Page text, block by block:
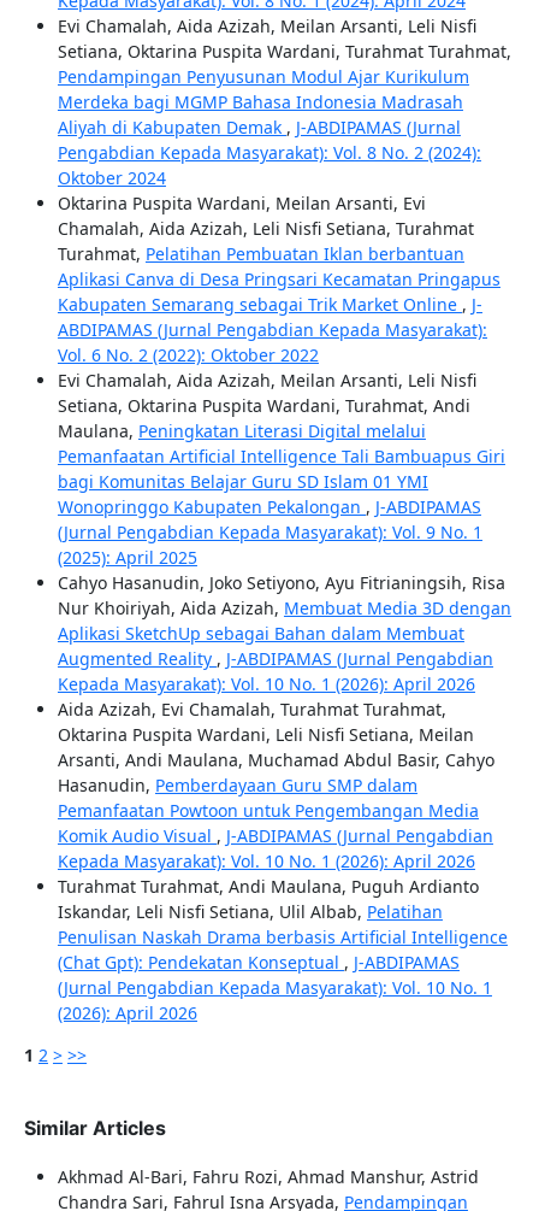
Evi Chamalah, Aida Azizah, Meilan Arsanti, Leli Nisfi
Setiana, Oktarina Puspita Wardani, Turahmat Turahmat,
Pendampingan Penyusunan Modul Ajar Kurikulum
Merdeka bagi MGMP Bahasa Indonesia Madrasah
Aliyah di Kabupaten Demak , J-ABDIPAMAS (Jurnal
Pengabdian Kepada Masyarakat): Vol. 8 No. 2 (2024):
Oktober 2024
Oktarina Puspita Wardani, Meilan Arsanti, Evi
Chamalah, Aida Azizah, Leli Nisfi Setiana, Turahmat
Turahmat, Pelatihan Pembuatan Iklan berbantuan
Aplikasi Canva di Desa Pringsari Kecamatan Pringapus
Kabupaten Semarang sebagai Trik Market Online , J-
ABDIPAMAS (Jurnal Pengabdian Kepada Masyarakat):
Vol. 6 No. 2 (2022): Oktober 2022
Evi Chamalah, Aida Azizah, Meilan Arsanti, Leli Nisfi
Setiana, Oktarina Puspita Wardani, Turahmat, Andi
Maulana, Peningkatan Literasi Digital melalui
Pemanfaatan Artificial Intelligence Tali Bambuapus Giri
bagi Komunitas Belajar Guru SD Islam 01 YMI
Wonopringgo Kabupaten Pekalongan , J-ABDIPAMAS
(Jurnal Pengabdian Kepada Masyarakat): Vol. 9 No. 1
(2025): April 2025
Cahyo Hasanudin, Joko Setiyono, Ayu Fitrianingsih, Risa
Nur Khoiriyah, Aida Azizah, Membuat Media 3D dengan
Aplikasi SketchUp sebagai Bahan dalam Membuat
Augmented Reality , J-ABDIPAMAS (Jurnal Pengabdian
Kepada Masyarakat): Vol. 10 No. 1 (2026): April 2026
Aida Azizah, Evi Chamalah, Turahmat Turahmat,
Oktarina Puspita Wardani, Leli Nisfi Setiana, Meilan
Arsanti, Andi Maulana, Muchamad Abdul Basir, Cahyo
Hasanudin, Pemberdayaan Guru SMP dalam
Pemanfaatan Powtoon untuk Pengembangan Media
Komik Audio Visual , J-ABDIPAMAS (Jurnal Pengabdian
Kepada Masyarakat): Vol. 10 No. 1 (2026): April 2026
Turahmat Turahmat, Andi Maulana, Puguh Ardianto
Iskandar, Leli Nisfi Setiana, Ulil Albab, Pelatihan
Penulisan Naskah Drama berbasis Artificial Intelligence
(Chat Gpt): Pendekatan Konseptual , J-ABDIPAMAS
(Jurnal Pengabdian Kepada Masyarakat): Vol. 10 No. 1
(2026): April 2026
1 2 > >>
Similar Articles
Akhmad Al-Bari, Fahru Rozi, Ahmad Manshur, Astrid
Chandra Sari, Fahrul Isna Arsyada, Pendampingan